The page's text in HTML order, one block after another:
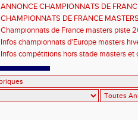
ANNONCE CHAMPIONNATS DE
ÉPREUVES COMBINÉES ET ÉPREUVES
CHAMPIONNATS DE FRANCE
2026, site de l'organisation.
Championnats de France masters piste
Infos championnats d'Europe masters
Infos compétitions hors stade masters et